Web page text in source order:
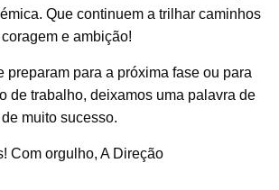
Que continuem a trilhar caminhos
e ambição!
preparam para a próxima fase ou para
de trabalho, deixamos uma palavra de
muito sucesso.
Com orgulho, A Direção